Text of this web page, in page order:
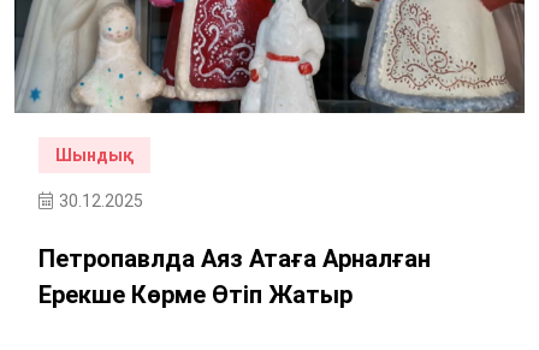
Шындық
30.12.2025
Петропавлда Аяз Атаға Арналған
Ерекше Көрме Өтіп Жатыр